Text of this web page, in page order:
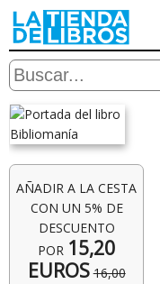
AÑADIR A LA CESTA
CON UN 5% DE
DESCUENTO
POR 15,20
EUROS 16,00